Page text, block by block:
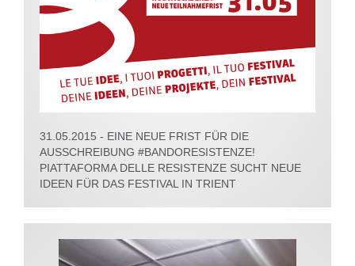
31.05.2015 - EINE NEUE FRIST FÜR DIE
AUSSCHREIBUNG #BANDORESISTENZE!
PIATTAFORMA DELLE RESISTENZE SUCHT NEUE
IDEEN FÜR DAS FESTIVAL IN TRIENT